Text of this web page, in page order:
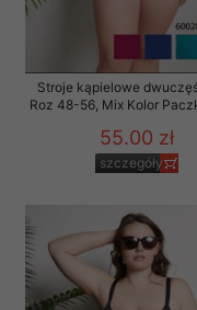
Stroje kąpielowe
Roz 48-56, Mix Kolor
55.00 zł
szczegóły